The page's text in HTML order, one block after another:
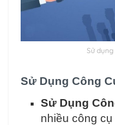
Sử
Sử Dụng Công
Sử Dụng
nhiều công